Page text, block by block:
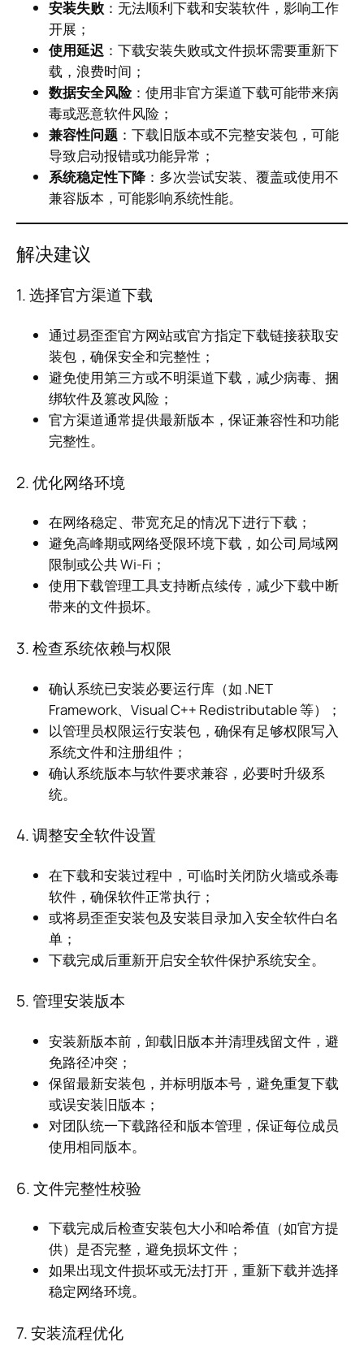
安装失败 ：无法顺利下载和安装软件，影响工作
开展；
使用延迟 ：下载安装失败或文件损坏需要重新下
载，浪费时间；
数据安全风险：使用非官方渠道下载可能带来病
毒或恶意软件风险；
兼容性问题 ：下载旧版本或不完整安装包，可能
导致启动报错或功能异常；
系统稳定性下降：多次尝试安装、覆盖或使用不
兼容版本，可能影响系统性能。
解决建议
1. 选择官方渠道下载
通过易歪歪官方网站或官方指定下载链接获取安
装包，确保安全和完整性；
避免使用第三方或不明渠道下载，减少病毒、捆
绑软件及篡改风险；
官方渠道通常提供最新版本，保证兼容性和功能
完整性。
2. 优化网络环境
在网络稳定、带宽充足的情况下进行下载；
避免高峰期或网络受限环境下载，如公司局域网
限制或公共 Wi-Fi；
使用下载管理工具支持断点续传，减少下载中断
带来的文件损坏。
3. 检查系统依赖与权限
确认系统已安装必要运行库（如 .NET
Framework、Visual C++ Redistributable 等）；
以管理员权限运行安装包，确保有足够权限写入
系统文件和注册组件；
确认系统版本与软件要求兼容，必要时升级系
统。
4. 调整安全软件设置
在下载和安装过程中，可临时关闭防火墙或杀毒
软件，确保软件正常执行；
或将易歪歪安装包及安装目录加入安全软件白名
单；
下载完成后重新开启安全软件保护系统安全。
5. 管理安装版本
安装新版本前，卸载旧版本并清理残留文件，避
免路径冲突；
保留最新安装包，并标明版本号，避免重复下载
或误安装旧版本；
对团队统一下载路径和版本管理，保证每位成员
使用相同版本。
6. 文件完整性校验
下载完成后检查安装包大小和哈希值（如官方提
供）是否完整，避免损坏文件；
如果出现文件损坏或无法打开，重新下载并选择
稳定网络环境。
7. 安装流程优化